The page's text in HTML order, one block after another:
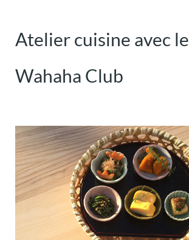
Atelier cuisine avec le
Wahaha Club